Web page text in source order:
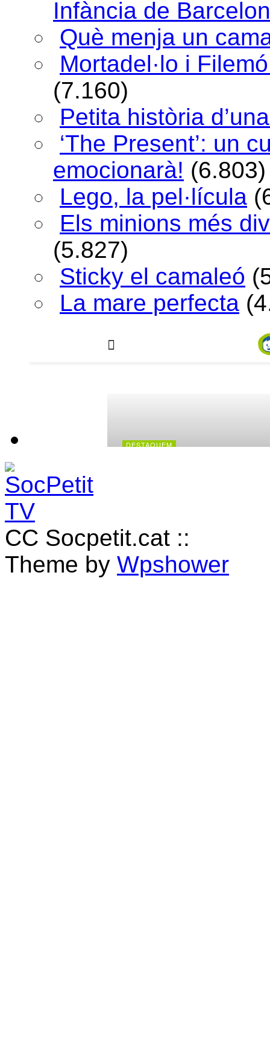
Infància de
Què menja un
Mortadel·lo i
(7.160)
Petita història
‘The Present’: un
emocionarà! (6.803)
Lego, la pel·lícula
Els minions més
(5.827)
Sticky el camaleó
La mare perfecta
CC Socpetit.cat ::
Theme by Wpshower